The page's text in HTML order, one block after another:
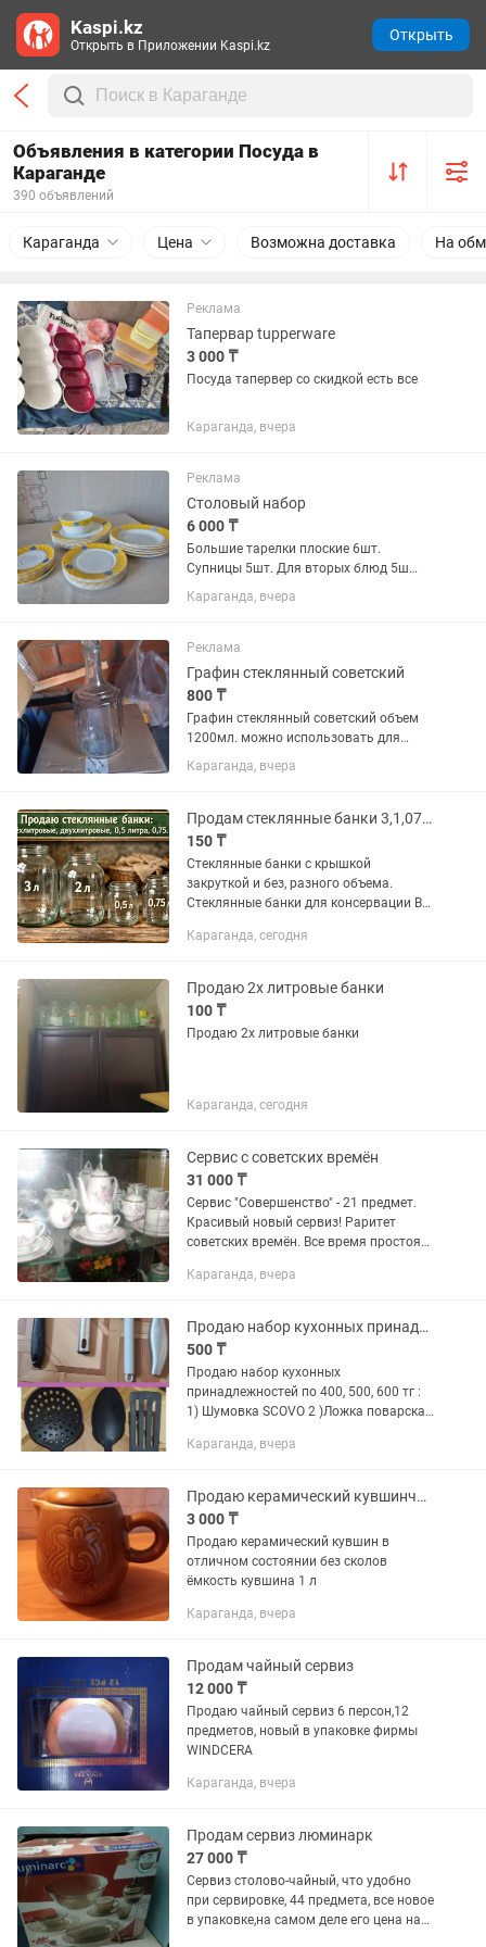
Объявления в категории Посуда в
Караганде
390 объявлений
Караганда Цена Возможна доставка На
Реклама
Тапервар tupperware
3 000 ₸
Посуда тапервер со скидкой есть все
Караганда, вчера
Реклама
Столовый набор
6 000 ₸
Большие тарелки плоские 6шт.
Супницы 5шт. Для вторых блюд 5ш
Для тортиков маленькие 5шт
Салатница 1 шт
Караганда, вчера
Реклама
Графин стеклянный советский
800 ₸
Графин стеклянный советский объем
1200мл. можно использовать для
ташкентского чая
Караганда, вчера
Продам стеклянные банки 3,1,07 и 05 литра
150 ₸
Стеклянные банки с крышкой
закруткой и без, разного объема.
Стеклянные банки для консервации В
литра - 0,75 литра. Банки без сколов и
Караганда, сегодня
Продаю 2х литровые банки
100 ₸
Продаю 2х литровые банки
Караганда, сегодня
Сервис с советских времён
31 000 ₸
Сервис "Совершенство" - 21 предмет.
Красивый новый сервиз! Раритет
советских времён. Все время простоял
Караганда, вчера
Продаю набор кухонных принадлежностей.Шумовка, Лопатка, ложка, половник
500 ₸
Продаю набор кухонных
принадлежностей по 400, 500, 600 тг :
1) Шумовка SCOVO 2 )Ложка поварская
800 тг
Караганда, вчера
Продаю керамический кувшинчик в отличном состоянии без сколов
3 000 ₸
Продаю керамический кувшин в
отличном состоянии без сколов
ёмкость кувшина 1 л
Караганда, вчера
Продам чайный сервиз
12 000 ₸
Продаю чайный сервиз 6 персон,12
предметов, новый в упаковке фирмы
WINDCERA
Караганда, вчера
Продам сервиз люминарк
27 000 ₸
Сервиз столово-чайный, что удобно
при сервировке, 44 предмета, все новое
в упаковке,на самом деле его цена на
Kaspi.kz
Открыть в Приложении Kaspi.kz
Открыть